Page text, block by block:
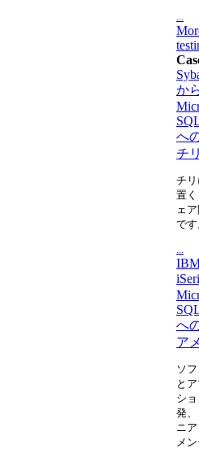
か
へ
チ
チ
置
ェ
で
へ
ア
ソ
と
シ
発
ニ
メ